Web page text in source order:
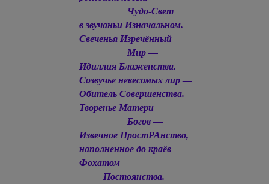
Чудо-Свет
в звучаньи Изначальном.
Свеченья Изречённый
Мир —
Идиллия Блаженства.
Созвучье невесомых лир —
Обитель Совершенства.
Творенье Матери
Богов —
Извечное ПростРАнство,
наполненное до краёв
Фохатом
Постоянства.